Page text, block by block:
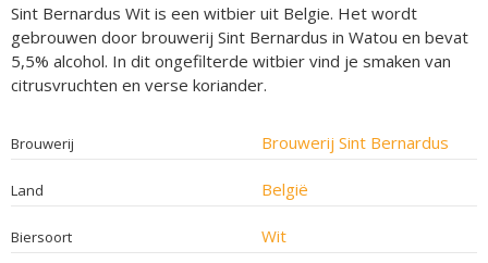
Sint Bernardus Wit is een witbier uit Belgie. Het wordt
gebrouwen door brouwerij Sint Bernardus in Watou en bevat
5,5% alcohol. In dit ongefilterde witbier vind je smaken van
citrusvruchten en verse koriander.
Brouwerij Brouwerij Sint Bernardus
Land België
Biersoort Wit